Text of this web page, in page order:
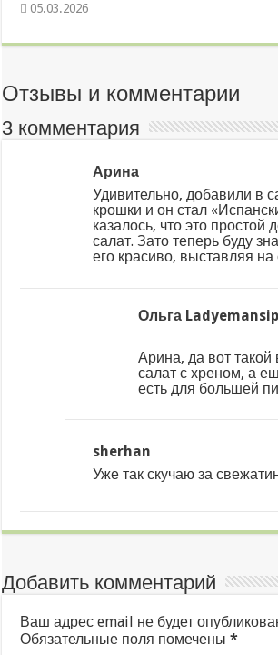
05.03.2026
Отзывы и комментарии
3 комментария
Арина
Удивительно, добавили в
крошки и он стал
казалось, что это простой
салат. Зато теперь буду
его красиво, выставляя на
Ольга
Арина, да вот такой
салат с хреном, а
есть для большей
sherhan
Уже так скучаю за
Добавить комментарий
Ваш адрес email не будет
Обязательные поля помечены*